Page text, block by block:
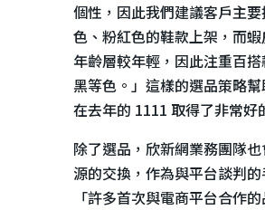
個性，因此我們建議客戶主
色、粉紅色的鞋款上架，而
年齡層較年輕，因此注重百搭
黑等色。」這樣的選品策略幫
在去年的 1111 取得了非常好
除了選品，欣新網業務團隊
源的交換，作為與平台談判的
「許多首次與電商平台合作